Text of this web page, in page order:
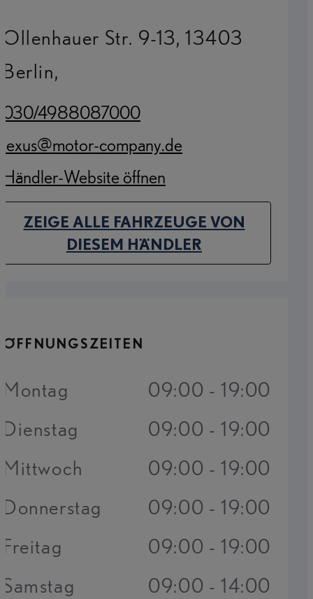
Ollenhauer Str. 9-13, 13403
Berlin,
030/4988087000
(Opens in new tab)
lexus@motor-company.de
(Opens in new tab)
Händler-Website öffnen
(Opens in new tab)
ZEIGE ALLE FAHRZEUGE VON
DIESEM HÄNDLER(OPENS IN NEW TAB)
ÖFFNUNGSZEITEN
Montag
09:00 - 19:00
Dienstag
09:00 - 19:00
Mittwoch
09:00 - 19:00
Donnerstag
09:00 - 19:00
Freitag
09:00 - 19:00
Samstag
09:00 - 14:00